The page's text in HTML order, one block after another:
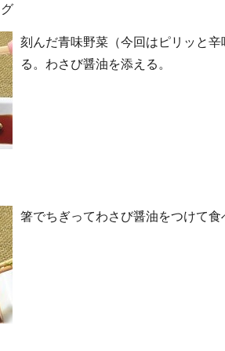
刻んだ青味野菜（今回はピリッと
る。わさび醤油を添える。
箸でちぎってわさび醤油をつけて食